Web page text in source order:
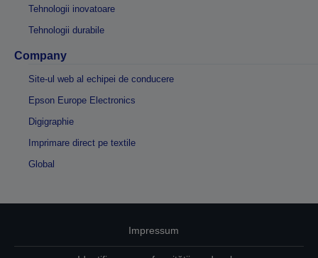
Tehnologii inovatoare
Tehnologii durabile
Company
Site-ul web al echipei de conducere
Epson Europe Electronics
Digigraphie
Imprimare direct pe textile
Global
Impressum